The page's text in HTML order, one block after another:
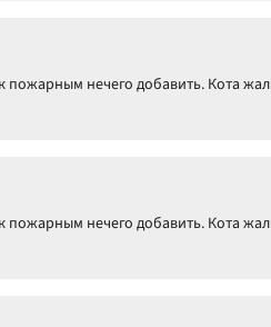
пожарным нечего добавить. Кота
пожарным нечего добавить. Кота